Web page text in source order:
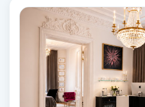
Permanent ögonbrynsmakeup
Personal shopper
Personlig tränare